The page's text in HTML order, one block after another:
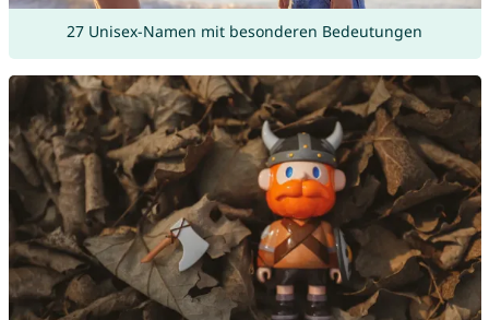
27 Unisex-Namen mit besonderen Bedeutungen